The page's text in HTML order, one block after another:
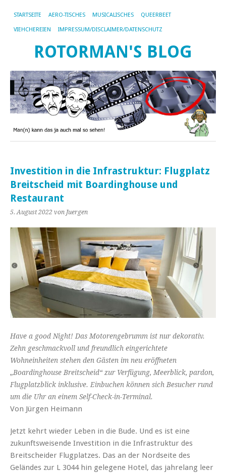
STARTSEITE AERO-TISCHES MUSICALISCHES QUEERBEET
VIEHCHEREIEN IMPRESSUM/DISCLAIMER/DATENSCHUTZ
ROTORMAN'S BLOG
Investition in die Infrastruktur: Flugplatz
Breitscheid mit Boardinghouse und
Restaurant
5. August 2022 von Juergen
Have a good Night! Das Motorengebrumm ist nur dekorativ.
Zehn geschmackvoll und freundlich eingerichtete
Wohneinheiten stehen den Gästen im neu eröffneten
„Boardinghouse Breitscheid“ zur Verfügung, Meerblick, pardon,
Flugplatzblick inklusive. Einbuchen können sich Besucher rund
um die Uhr an einem Self-Check-in-Terminal.
Von Jürgen Heimann
Jetzt kehrt wieder Leben in die Bude. Und es ist eine
zukunftsweisende Investition in die Infrastruktur des
Breitscheider Flugplatzes. Das an der Nordseite des
Geländes zur L 3044 hin gelegene Hotel, das jahrelang leer